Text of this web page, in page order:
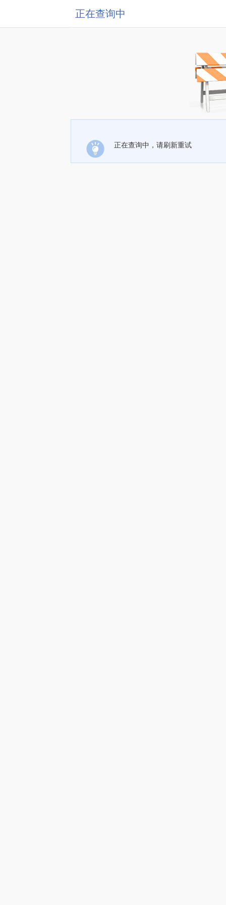
正在查询中
正在查询中，请刷新重试